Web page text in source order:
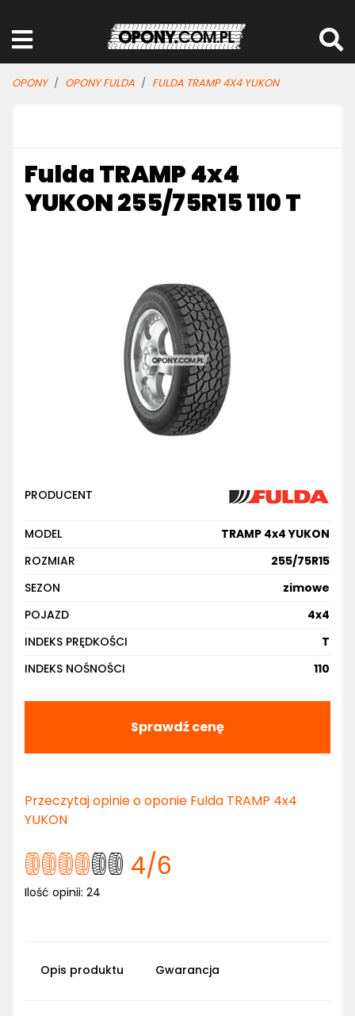
OPONY OPONY FULDA FULDA TRAMP 4X4 YUKON
Fulda TRAMP 4x4
YUKON 255/75R15 110 T
PRODUCENT
MODEL
TRAMP 4x4 YUKON
ROZMIAR
255/75R15
SEZON
zimowe
POJAZD
4x4
INDEKS PRĘDKOŚCI
T
INDEKS NOŚNOŚCI
110
Sprawdź cenę
Przeczytaj opinie o oponie Fulda TRAMP 4x4
YUKON
4/6
Ilość opinii: 24
Opis produktu Gwarancja